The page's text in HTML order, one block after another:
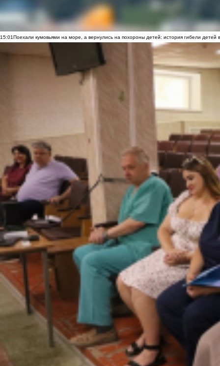
15:01Поехали кумовьями на море, а вернулись на похороны детей: история гибели детей